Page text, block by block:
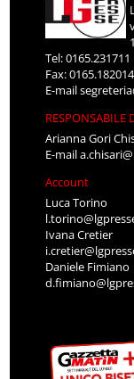
Tel: 0165.231711
Fax:
E-mail
RESPONSABILE
Arianna Gori
E-mail
Account
Luca Torino
Ivana Cretier
Daniele Fimiano